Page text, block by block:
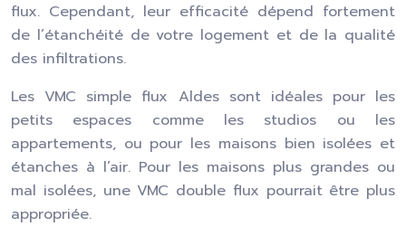
flux. Cependant, leur efficacité dépend fortement
de l’étanchéité de votre logement et de la qualité
des infiltrations.
Les VMC simple flux Aldes sont idéales pour les
petits espaces comme les studios ou les
appartements, ou pour les maisons bien isolées et
étanches à l’air. Pour les maisons plus grandes ou
mal isolées, une VMC double flux pourrait être plus
appropriée.